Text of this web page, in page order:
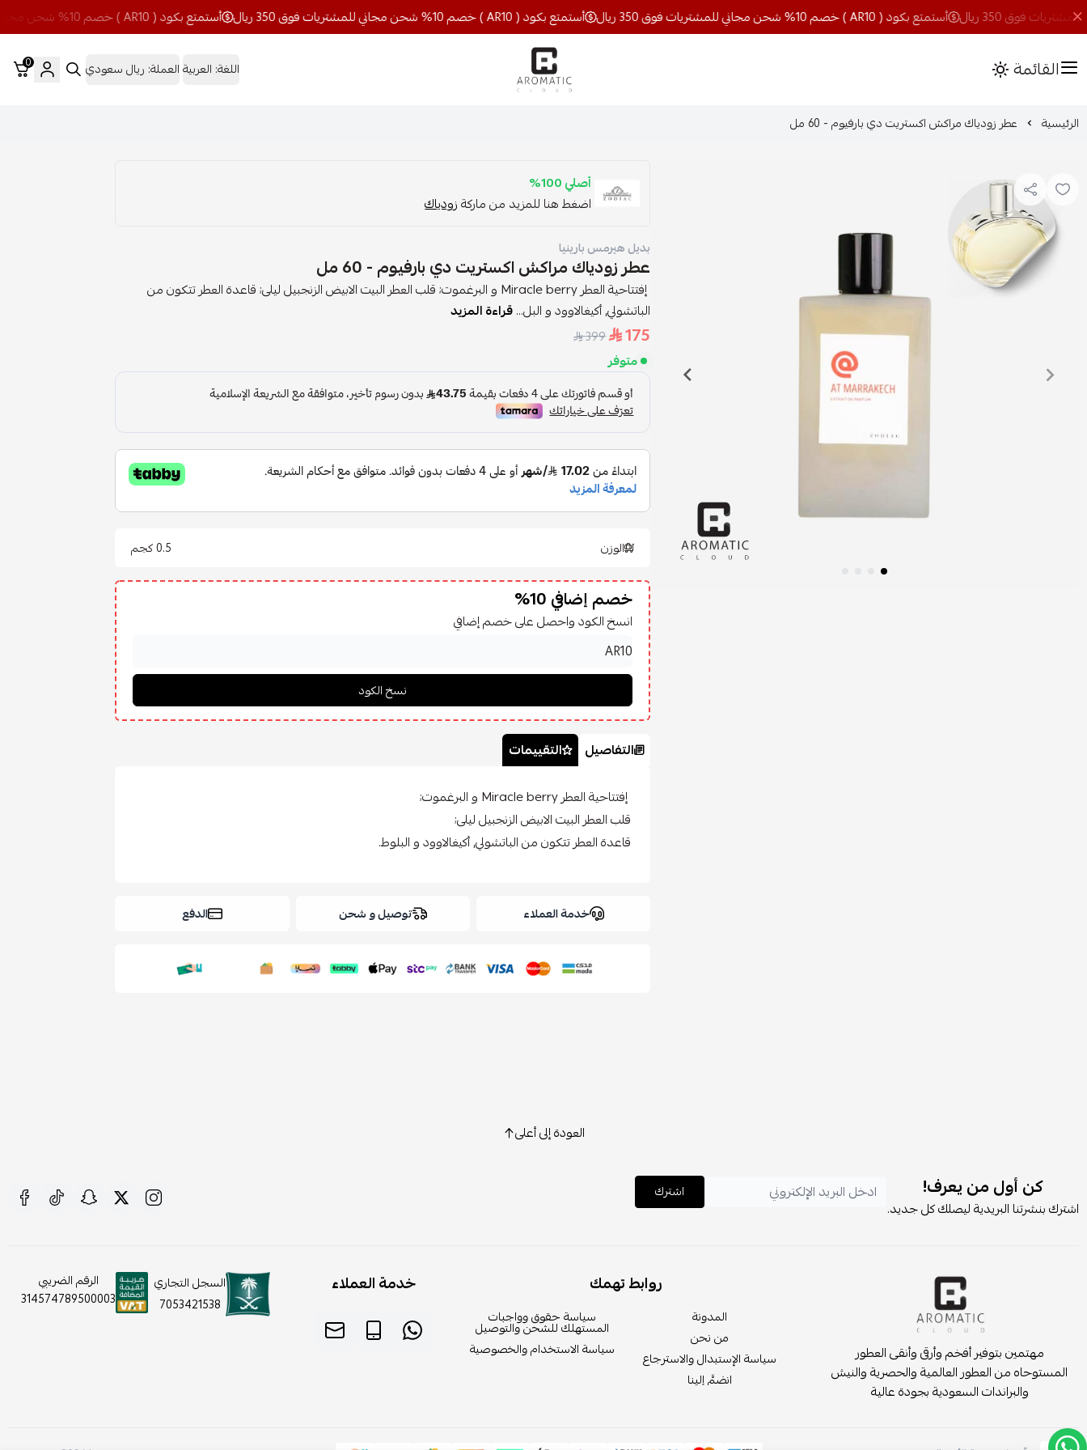
أستمتع بكود ( AR10 ) خصم 10% شحن مجاني للمشتريات فوق 350 ريال أستمتع بكود ( AR10 ) خصم 10% شحن مجاني للمشتريات فوق 350 ريال أستمتع بكود ( AR10 ) خصم 10% شحن مجاني للمشتريات فوق 350 ريال
القائمة اروماتيك كلاود اللغة: العربيةالعملة: ريال سعودي 0
الرئيسية عطر زودياك مراكش اكستريت دي بارفيوم - 60 مل
أصلي 100%
اضغط هنا للمزيد من ماركةزودياك
بديل هيرمس بارينيا
عطر زودياك مراكش اكستريت دي بارفيوم - 60 مل
إفتتاحية العطر Miracle berry و البرغموت; قلب العطر البيت الابيض الزنجبيل ليلى; قاعدة العطر تتكون من
الباتشولي, أكيغالاوود و البل...قراءة المزيد
175
399
متوفر
الوزن 0.5 كجم
خصم إضافي 10%
انسخ الكود واحصل على خصم إضافي
التفاصيل التقييمات
إفتتاحية العطر Miracle berry و البرغموت;
قلب العطر البيت الابيض الزنجبيل ليلى;
قاعدة العطر تتكون من الباتشولي, أكيغالاوود و البلوط.
خدمة العملاء توصيل و شحن الدفع
العودة إلى أعلى
كن أول من يعرف!
اشترك بنشرتنا البريدية ليصلك كل جديد.
اشترك
مهتمين بتوفير أفخم وأرقى وأنقى العطور
المستوحاه من العطور العالمية والحصرية والنيش
والبراندات السعودية بجودة عالية
روابط تهمك
المدونة
من نحن
سياسة الإستبدال والاسترجاع
انضمَّ إلينا
سياسة حقوق وواجبات
المستهلك للشحن والتوصيل
سياسة الاستخدام والخصوصية
خدمة العملاء
السجل التجاري
7053421538
الرقم الضريبي
314574789500003